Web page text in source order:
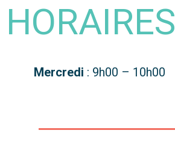
HORAIRES
Mercredi : 9h00 – 10h00